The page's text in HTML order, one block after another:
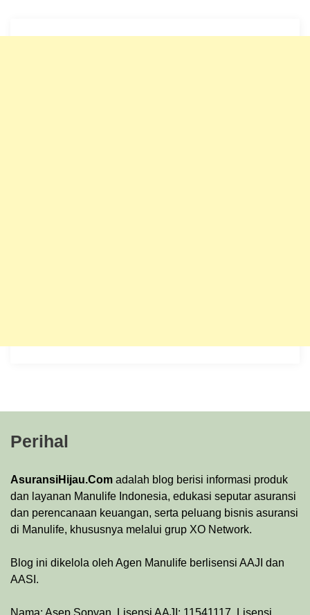
Perihal
AsuransiHijau.Com adalah blog berisi informasi produk
dan layanan Manulife Indonesia, edukasi seputar asuransi
dan perencanaan keuangan, serta peluang bisnis asuransi
di Manulife, khususnya melalui grup XO Network.
Blog ini dikelola oleh Agen Manulife berlisensi AAJI dan
AASI.
Nama: Asep Sopyan. Lisensi AAJI: 11541117. Lisensi